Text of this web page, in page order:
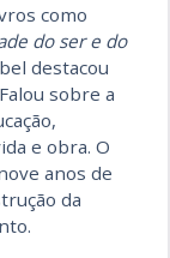
como
do ser e do
destacou
sobre a
e obra. O
anos de
da